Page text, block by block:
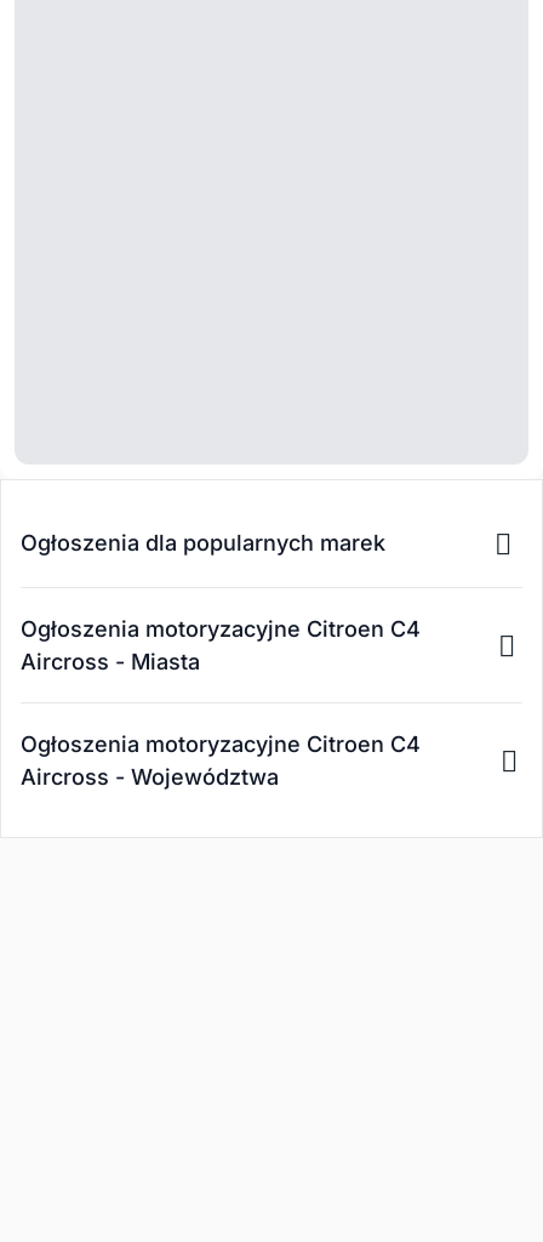
Ogłoszenia dla popularnych marek
Ogłoszenia motoryzacyjne Citroen C4
Aircross - Miasta
Ogłoszenia motoryzacyjne Citroen C4
Aircross - Województwa